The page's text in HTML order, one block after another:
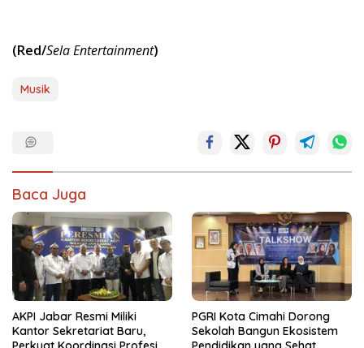
(Red/Sela Entertainment)
Musik
Baca Juga
AKPI Jabar Resmi Miliki
Kantor Sekretariat Baru,
PGRI Kota Cimahi Dorong
Sekolah Bangun Ekosistem